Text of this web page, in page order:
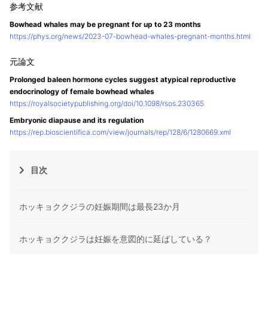
Bowhead whales may be pregnant for up to 23 months
https://phys.org/news/2023-07-bowhead-whales-pregnant-months.html
Prolonged baleen hormone cycles suggest atypical reproductive
endocrinology of female bowhead whales
https://royalsocietypublishing.org/doi/10.1098/rsos.230365
Embryonic diapause and its regulation
https://rep.bioscientifica.com/view/journals/rep/128/6/1280669.xml
目次
ホッキョククジラの妊娠期間は最長23か月
ホッキョククジラは妊娠を意図的に延ばしている？